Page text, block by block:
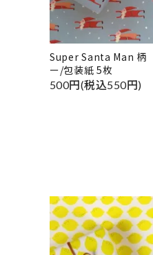
Super Santa Man 柄
ー/包装紙 5枚
500円(税込550円)